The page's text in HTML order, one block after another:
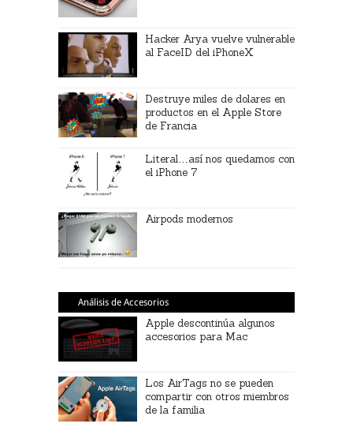
Hacker Arya vuelve vulnerable
al FaceID del iPhoneX
Destruye miles de dolares en
productos en el Apple Store
de Francia
Literal…así nos quedamos con
el iPhone 7
Airpods modernos
Análisis de Accesorios
Apple descontinúa algunos
accesorios para Mac
Los AirTags no se pueden
compartir con otros miembros
de la familia